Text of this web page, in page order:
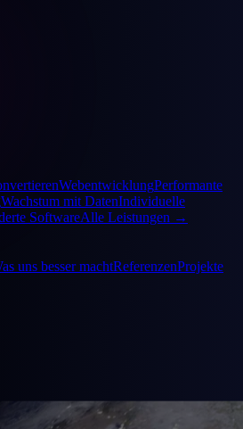
WebentwicklungPerformante
Wachstum mit DatenIndividuelle
SoftwareAlle Leistungen →
uns besser machtReferenzenProjekte